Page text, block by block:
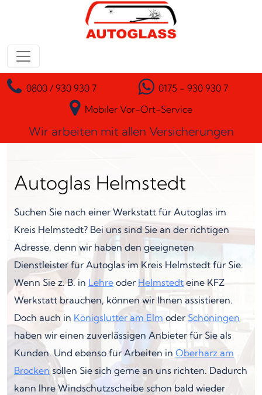
Zum Inhalt springen
Hauptnavigation
0800 / 930 930 7
0175 - 930 930 7
Mobiler Vor-Ort-Service
Wir arbeiten mit allen Versicherungen
Autoglas Helmstedt
Suchen Sie nach einer Werkstatt für Autoglas im
Kreis Helmstedt? Bei uns sind Sie an der richtigen
Adresse, denn wir haben den geeigneten
Dienstleister für Autoglas im Kreis Helmstedt für Sie.
Wenn Sie z. B. in Lehre oder Helmstedt eine KFZ
Werkstatt brauchen, können wir Ihnen assistieren.
Doch auch in Königslutter am Elm oder Schöningen
haben wir einen zuverlässigen Anbieter für Sie als
Kunden. Und ebenso für Arbeiten in Oberharz am
Brocken sollen Sie sich gerne an uns richten. Dadurch
kann Ihre Windschutzscheibe schon bald wieder